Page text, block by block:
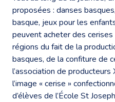
proposées : danses
basque, jeux pour les
peuvent acheter des
régions du fait de la
basques, de la confiture de
l’association de
l’image « cerise »
d’élèves de l’École St